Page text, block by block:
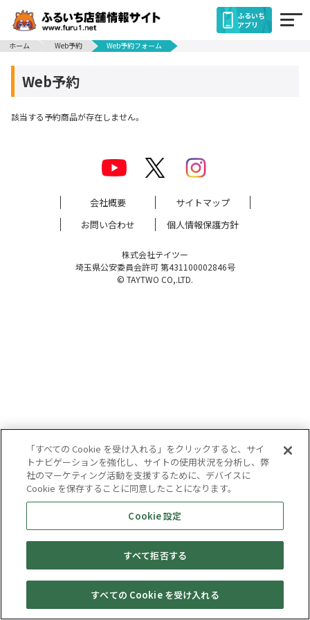
ふるいち
アプリ
ホーム
Web予約 Web予約フォーム
Web予約
該当する予約商品が存在しません。
会社概要
サイトマップ
お問い合わせ
個人情報保護方針
株式会社テイツー
埼玉県公安委員会許可 第431100002846号
© TAYTWO CO,.LTD.
キャンペーン 店舗一覧 Web予約 買取情報 宅配買取
「すべての Cookie を受け入れる」をクリックすると、サイ
トナビゲーションを強化し、サイトの使用状況を分析し、弊
社のマーケティング活動を支援するために、デバイスに
Cookie を保存することに同意したことになります。
Cookie 設定
すべて拒否する
すべての Cookie を受け入れる